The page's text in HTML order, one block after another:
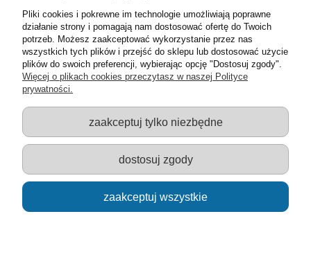
Warunki zakupów
Moje konto
Informacje o sklepie
Sklep z zabawkami Łódź :: Hurownia zabawek :: Zabawki
edukacyjne :: Zestawy artystyczne :: Zabawki :: samochody Welly
:: Zabawkownia :: zabawki dla dzieci :: Lalki :: Klocki :: Artykuły
szkolne ::
Pliki cookies i pokrewne im technologie umożliwiają poprawne
działanie strony i pomagają nam dostosować ofertę do Twoich
potrzeb. Możesz zaakceptować wykorzystanie przez nas
wszystkich tych plików i przejść do sklepu lub dostosować użycie
plików do swoich preferencji, wybierając opcję "Dostosuj zgody".
Więcej o plikach cookies przeczytasz w naszej Polityce
prywatności.
zaakceptuj tylko niezbędne
dostosuj zgody
zaakceptuj wszystkie